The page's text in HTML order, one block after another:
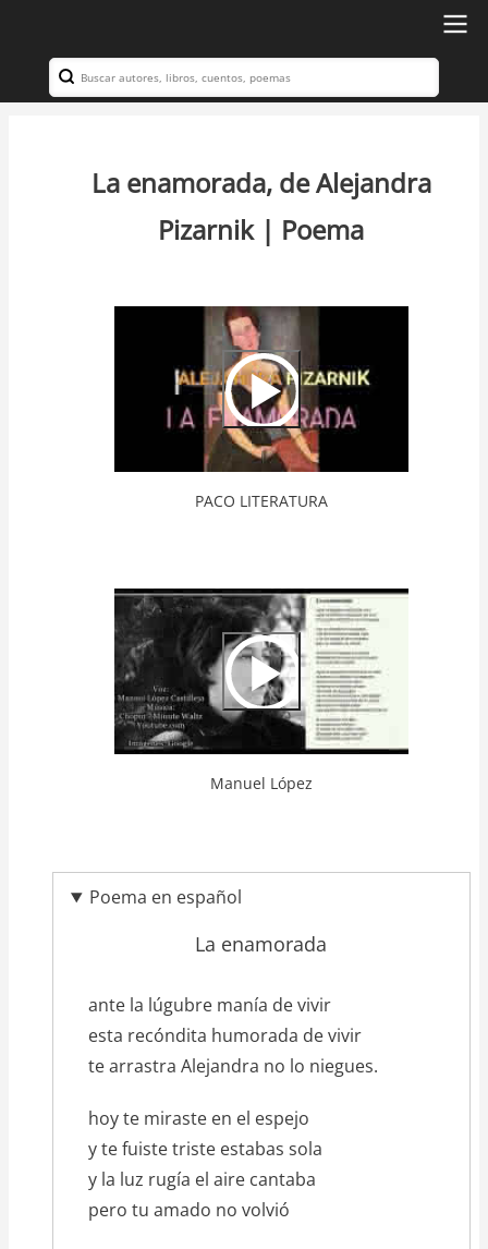
contenido
principal
Navegación
Search
La enamorada, de Alejandra
Pizarnik | Poema
Video
Url
PACO LITERATURA
Video
Url
Manuel López
Poema en español
La enamorada
texto_poema
ante la lúgubre manía de vivir
esta recóndita humorada de vivir
te arrastra Alejandra no lo niegues.
hoy te miraste en el espejo
y te fuiste triste estabas sola
y la luz rugía el aire cantaba
pero tu amado no volvió